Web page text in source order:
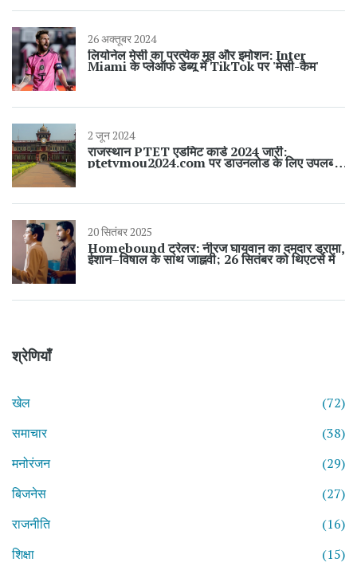
26 अक्तूबर 2024
लियोनेल मेसी का प्रत्येक मूव और इमोशन: Inter
Miami के प्लेऑफ डेब्यू में TikTok पर 'मेसी-कैम'
2 जून 2024
राजस्थान PTET एडमिट कार्ड 2024 जारी:
ptetvmou2024.com पर डाउनलोड के लिए उपलब्ध,
परीक्षा 9 जून को
20 सितंबर 2025
Homebound ट्रेलर: नीरज घायवान का दमदार ड्रामा,
ईशान–विषाल के साथ जाह्नवी; 26 सितंबर को थिएटर्स में
श्रेणियाँ
खेल
(72)
समाचार
(38)
मनोरंजन
(29)
बिजनेस
(27)
राजनीति
(16)
शिक्षा
(15)